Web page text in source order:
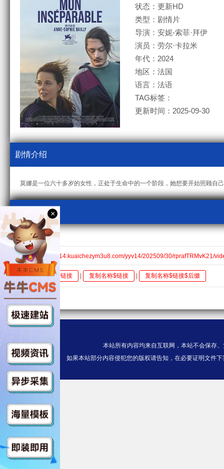
状态：更新HD
类型：剧情片
导演：安妮-索菲·拜伊
演员：劳尔·卡拉米
年代：2024
地区：法国
语言：法语
TAG标签：
更新时间：2025-09-30
剧情介绍
莫娜是一位六十多岁的女性，正处于生命中的一个阶段，她想要开始照顾自
视频采集
kcm3u8
HD$https://v14.kuaichezym3u8.com/yyv14/202509/30/rprafTRMvK21/
全选 复制链接 复制名称$链接 复制名称$链接$后缀
本站所有内容均来自互联网，本站不会保存
如果本站部分内容侵犯您的版权请告知，在必要证明文件
×